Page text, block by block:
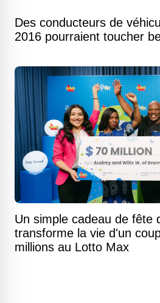
Des conducteurs de
2016 pourraient toucher
Un simple cadeau de fête
transforme la vie d'un
millions au Lotto Max